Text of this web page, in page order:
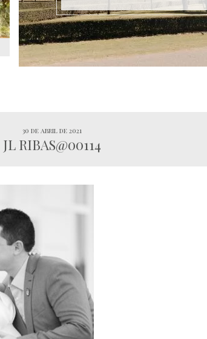
30 de abril de 2021
JL RIBAS@00114